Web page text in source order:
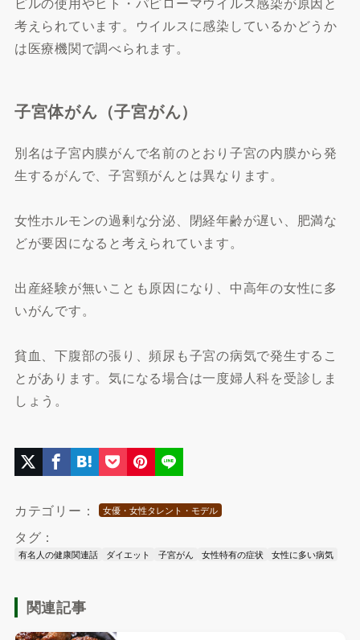
考えられています。ウイルスに感染しているかどうか
は医療機関で調べられます。
子宮体がん（子宮がん）
別名は子宮内膜がんで名前のとおり子宮の内膜から発
生するがんで、子宮頸がんとは異なります。
女性ホルモンの過剰な分泌、閉経年齢が遅い、肥満な
どが要因になると考えられています。
出産経験が無いことも原因になり、中高年の女性に多
いがんです。
貧血、下腹部の張り、頻尿も子宮の病気で発生するこ
とがあります。気になる場合は一度婦人科を受診しま
しょう。
カテゴリー： 女優・女性タレント・モデル
タグ：
有名人の健康関連話 ダイエット 子宮がん 女性特有の症状 女性に多い病気
関連記事